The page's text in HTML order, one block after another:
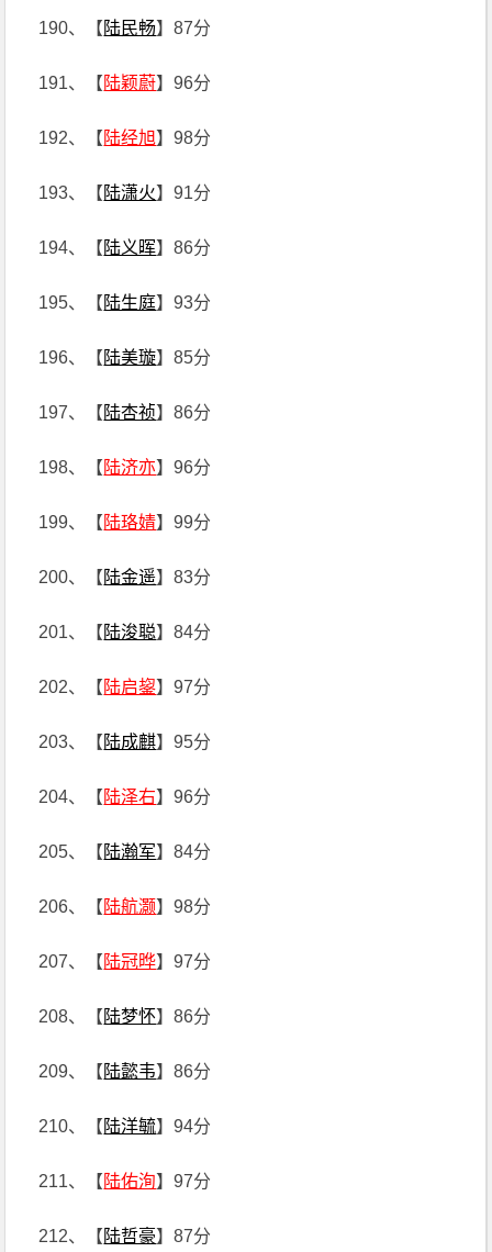
190、【陆民畅】87分
191、【陆颖蔚】96分
192、【陆经旭】98分
193、【陆潇火】91分
194、【陆义晖】86分
195、【陆生庭】93分
196、【陆美璇】85分
197、【陆杏祯】86分
198、【陆济亦】96分
199、【陆珞婧】99分
200、【陆金遥】83分
201、【陆浚聪】84分
202、【陆启鋆】97分
203、【陆成麒】95分
204、【陆泽右】96分
205、【陆瀚军】84分
206、【陆航灏】98分
207、【陆冠晔】97分
208、【陆梦怀】86分
209、【陆懿韦】86分
210、【陆洋毓】94分
211、【陆佑洵】97分
212、【陆哲豪】87分